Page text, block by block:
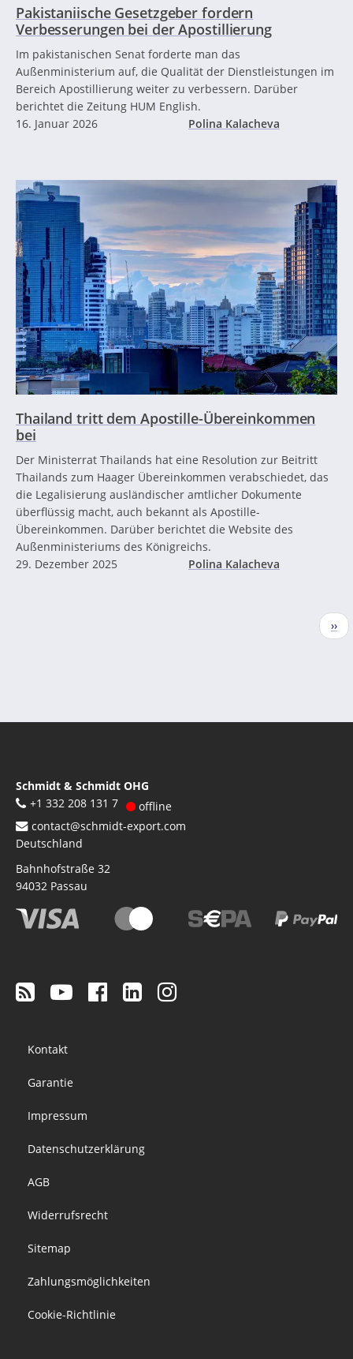
Pakistaniische Gesetzgeber fordern
Verbesserungen bei der Apostillierung
Im pakistanischen Senat forderte man das
Außenministerium auf, die Qualität der Dienstleistungen im
Bereich Apostillierung weiter zu verbessern. Darüber
berichtet die Zeitung HUM English.
16. Januar 2026
Polina Kalacheva
Thailand tritt dem Apostille-Übereinkommen
bei
Der Ministerrat Thailands hat eine Resolution zur Beitritt
Thailands zum Haager Übereinkommen verabschiedet, das
die Legalisierung ausländischer amtlicher Dokumente
überflüssig macht, auch bekannt als Apostille-
Übereinkommen. Darüber berichtet die Website des
Außenministeriums des Königreichs.
29. Dezember 2025
Polina Kalacheva
››
Schmidt & Schmidt OHG
+1 332 208 131 7
offline
contact@schmidt-export.com
Deutschland
Bahnhofstraße 32
94032 Passau
menu
Kontakt
Garantie
Impressum
Datenschutzerklärung
AGB
Widerrufsrecht
Sitemap
Zahlungsmöglichkeiten
Cookie-Richtlinie